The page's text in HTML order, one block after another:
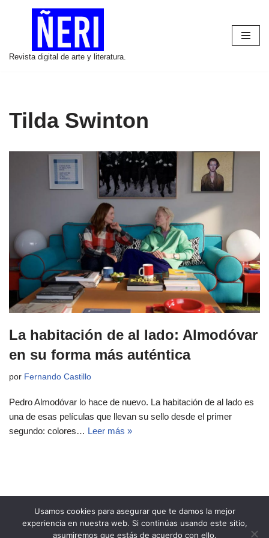
contenido
Revista digital de arte y literatura.
Tilda Swinton
La habitación de al lado: Almodóvar
en su forma más auténtica
por Fernando Castillo
Pedro Almodóvar lo hace de nuevo. La habitación de al lado es
una de esas películas que llevan su sello desde el primer
segundo: colores… Leer más »
Usamos cookies para asegurar que te damos la mejor
experiencia en nuestra web. Si continúas usando este sitio,
asumiremos que estás de acuerdo con ello.